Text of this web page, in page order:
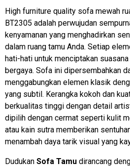
High furniture quality sofa mewah
BT2305 adalah perwujudan
kenyamanan yang menghadirkan
dalam ruang tamu Anda. Setiap
hati-hati untuk menciptakan
bergaya. Sofa ini dipersembahkan
menggabungkan elemen klasik
yang subtil. Kerangka kokoh dan
berkualitas tinggi dengan detail
dipilih dengan cermat seperti kulit
atau kain sutra memberikan
menambah daya tarik visual yang
Dudukan Sofa Tamu dirancang